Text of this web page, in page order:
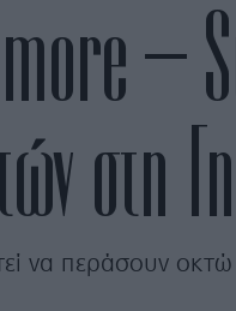
–
στη
να περάσουν